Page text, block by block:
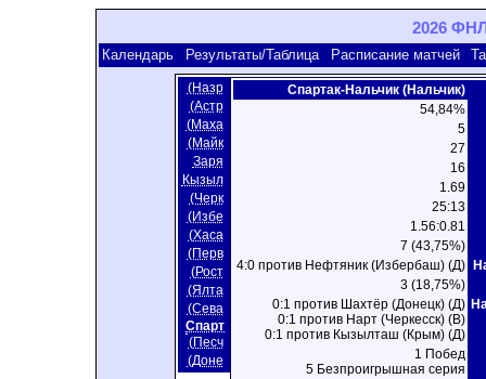
2026
Календарь Результаты/Таблица Расписание матчей
(Назр
(Астр
(Маха
(Майк
Заря
Кызыл
(Черк
(Избе
(Хаса
(Перв
(Рост
(Ялта
(Сева
Спарт
(Песч
(Доне
Спартак-Нальчик (Нальчик)
54,84%
5
27
16
1.69
25:13
1.56:0.81
7 (43,75%)
4:0 против Нефтяник (Избербаш) (Д)
3 (18,75%)
0:1 против Шахтёр (Донецк) (Д)
0:1 против Нарт (Черкесск) (В)
0:1 против Кызылташ (Крым) (Д)
1 Побед
5 Безпроигрышная серия